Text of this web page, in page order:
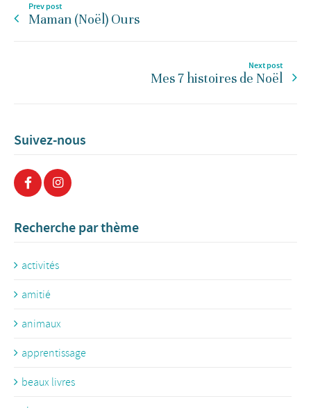
Prev post
Maman (Noël) Ours
Next post
Mes 7 histoires de Noël
Suivez-nous
Recherche par thème
activités
amitié
animaux
apprentissage
beaux livres